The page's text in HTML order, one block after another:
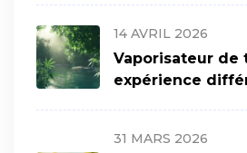
14 AVRIL 2026
Vaporisateur de
expérience
31 MARS 2026